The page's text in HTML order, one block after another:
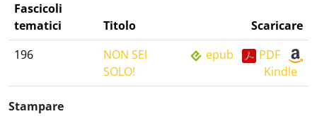
Fascicoli
tematici
Titolo
Scaricare
196
NON SEI
SOLO!
epub
PDF
Kindle
Stampare